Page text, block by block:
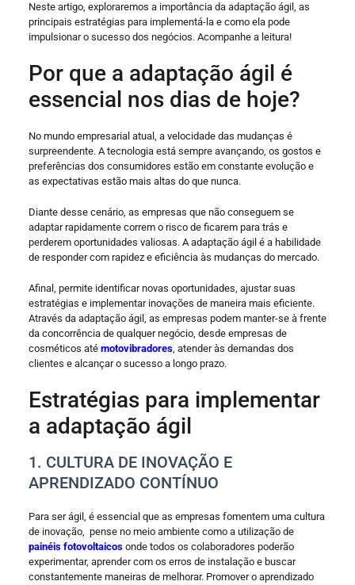
Neste artigo, exploraremos a importância da adaptação ágil, as
principais estratégias para implementá-la e como ela pode
impulsionar o sucesso dos negócios. Acompanhe a leitura!
Por que a adaptação ágil é
essencial nos dias de hoje?
No mundo empresarial atual, a velocidade das mudanças é
surpreendente. A tecnologia está sempre avançando, os gostos e
preferências dos consumidores estão em constante evolução e
as expectativas estão mais altas do que nunca.
Diante desse cenário, as empresas que não conseguem se
adaptar rapidamente correm o risco de ficarem para trás e
perderem oportunidades valiosas. A adaptação ágil é a habilidade
de responder com rapidez e eficiência às mudanças do mercado.
Afinal, permite identificar novas oportunidades, ajustar suas
estratégias e implementar inovações de maneira mais eficiente.
Através da adaptação ágil, as empresas podem manter-se à frente
da concorrência de qualquer negócio, desde empresas de
cosméticos até motovibradores, atender às demandas dos
clientes e alcançar o sucesso a longo prazo.
Estratégias para implementar
a adaptação ágil
1. CULTURA DE INOVAÇÃO E
APRENDIZADO CONTÍNUO
Para ser ágil, é essencial que as empresas fomentem uma cultura
de inovação, pense no meio ambiente como a utilização de
painéis fotovoltaicos onde todos os colaboradores poderão
experimentar, aprender com os erros de instalação e buscar
constantemente maneiras de melhorar. Promover o aprendizado